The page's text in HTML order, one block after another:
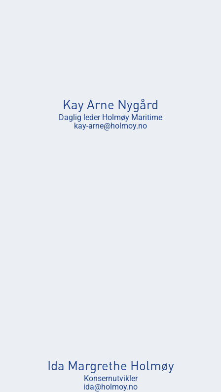
Kay Arne Nygård
Daglig leder Holmøy Maritime
kay-arne@holmoy.no
Ida Margrethe Holmøy
Konsernutvikler
ida@holmoy.no